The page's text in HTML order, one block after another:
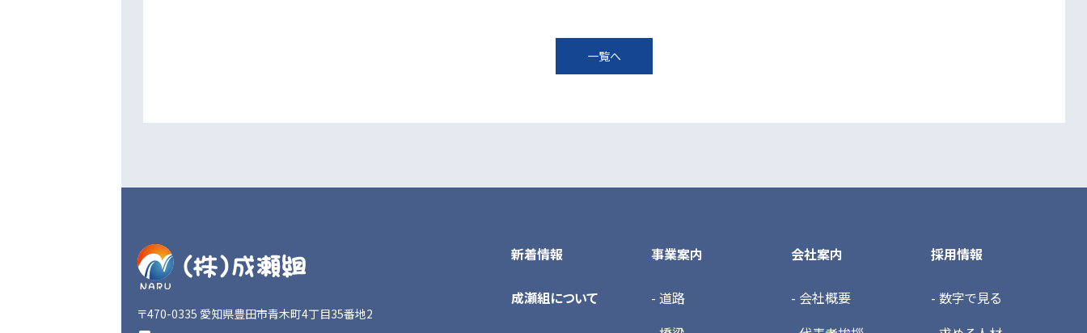
一覧へ
〒470-0335 愛知県豊田市青木町4丁目35番地2
新着情報
成瀬組について
事業案内
- 道路
会社案内
- 会社概要
採用情報
- 数字で見る